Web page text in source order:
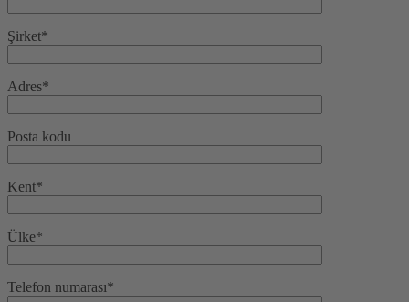
Şirket*
Adres*
Posta kodu
Kent*
Ülke*
Telefon numarası*